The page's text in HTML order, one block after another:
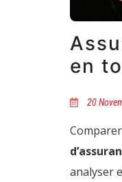
en
20
analyser